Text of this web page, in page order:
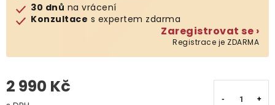
O nás30 dnů na vrácení
Konzultace s expertem zdarma
Zaregistrovat se ›
Registrace je ZDARMA
2 990 Kč